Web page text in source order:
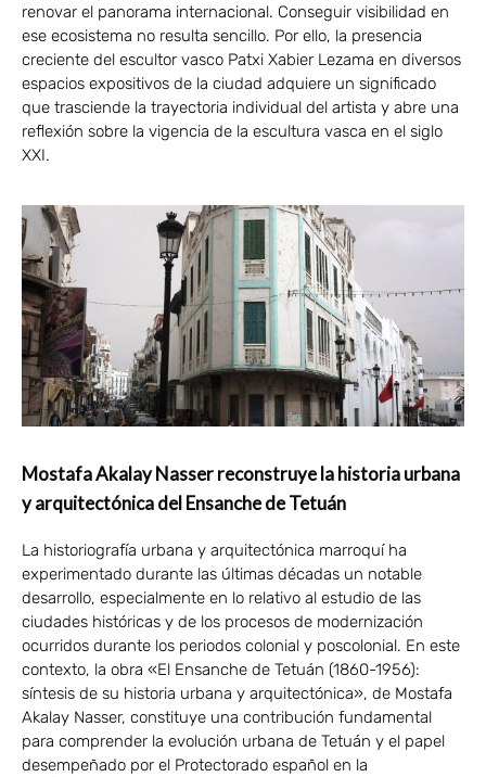
renovar el panorama internacional. Conseguir visibilidad en
ese ecosistema no resulta sencillo. Por ello, la presencia
creciente del escultor vasco Patxi Xabier Lezama en diversos
espacios expositivos de la ciudad adquiere un significado
que trasciende la trayectoria individual del artista y abre una
reflexión sobre la vigencia de la escultura vasca en el siglo
XXI.
Mostafa Akalay Nasser reconstruye la historia urbana
y arquitectónica del Ensanche de Tetuán
La historiografía urbana y arquitectónica marroquí ha
experimentado durante las últimas décadas un notable
desarrollo, especialmente en lo relativo al estudio de las
ciudades históricas y de los procesos de modernización
ocurridos durante los periodos colonial y poscolonial. En este
contexto, la obra «El Ensanche de Tetuán (1860-1956):
síntesis de su historia urbana y arquitectónica», de Mostafa
Akalay Nasser, constituye una contribución fundamental
para comprender la evolución urbana de Tetuán y el papel
desempeñado por el Protectorado español en la